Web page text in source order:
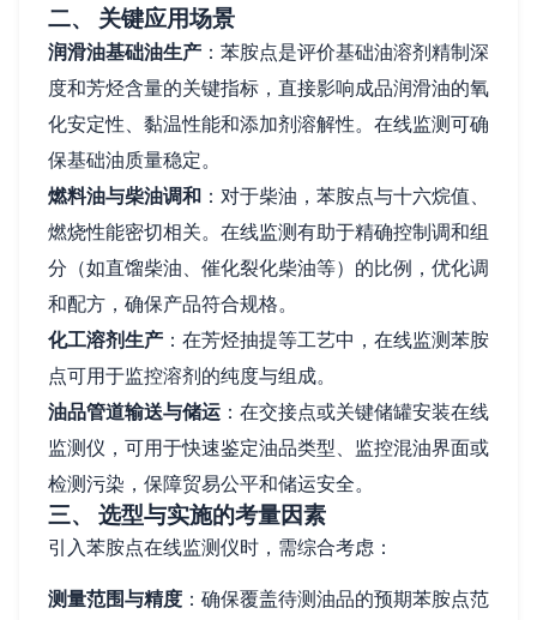
二、 关键应用场景
润滑油基础油生产 ：苯胺点是评价基础油溶剂精制深
度和芳烃含量的关键指标，直接影响成品润滑油的氧
化安定性、黏温性能和添加剂溶解性。在线监测可确
保基础油质量稳定。
燃料油与柴油调和 ：对于柴油，苯胺点与十六烷值、
燃烧性能密切相关。在线监测有助于精确控制调和组
分（如直馏柴油、催化裂化柴油等）的比例，优化调
和配方，确保产品符合规格。
化工溶剂生产 ：在芳烃抽提等工艺中，在线监测苯胺
点可用于监控溶剂的纯度与组成。
油品管道输送与储运 ：在交接点或关键储罐安装在线
监测仪，可用于快速鉴定油品类型、监控混油界面或
检测污染，保障贸易公平和储运安全。
三、 选型与实施的考量因素
引入苯胺点在线监测仪时，需综合考虑：
测量范围与精度 ：确保覆盖待测油品的预期苯胺点范